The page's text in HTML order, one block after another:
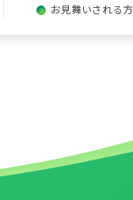
お見舞いされる方